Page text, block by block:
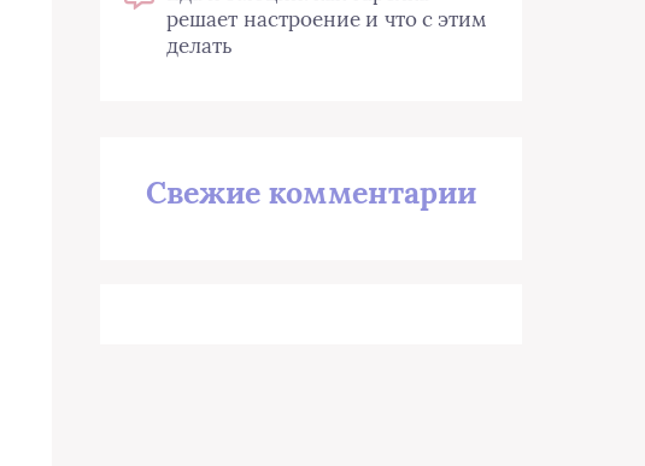
решает настроение и что с этим
делать
Свежие комментарии